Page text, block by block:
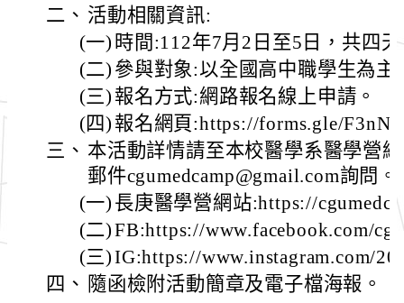
二、 活動相關資訊:
(一) 時間:112年7月2日至5日，共四
(二) 參與對象:以全國高中職學生為主
(三) 報名方式:網路報名線上申請。
(四) 報名網頁:https://forms.gle/
三、 本活動詳情請至本校醫學系醫學營
郵件cgumedcamp@gmail.com詢問。
(一) 長庚醫學營網站:https://
(二)FB:https://www.facebook.com/
(三)IG:https://www.instagram.com/
四、 隨函檢附活動簡章及電子檔海報。